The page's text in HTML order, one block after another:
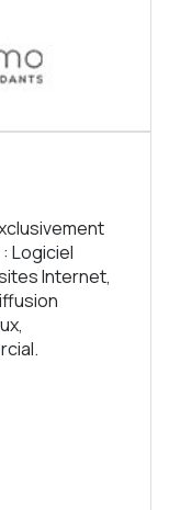
Logiciel
Internet,